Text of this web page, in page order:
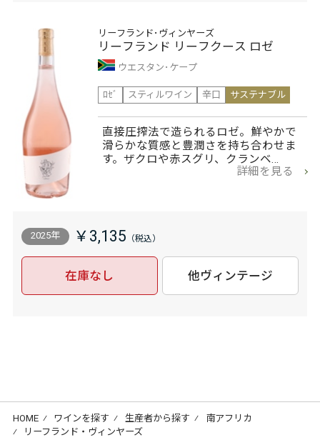
リーフランド･ヴィンヤーズ
リーフランド リーフクース ロゼ
ウエスタン･ケープ
ﾛｾﾞ
スティルワイン 辛口 サステナブル
直接圧搾法で造られるロゼ。鮮やかで
滑らかな質感と豊潤さを持ち合わせま
す。ザクロや赤スグリ、クランベ…
詳細を見る
2025年 ￥3,135
在庫なし 他ヴィンテージ
HOME ⁄ ワインを探す ⁄ 生産者から探す ⁄ 南アフリカ
⁄
リーフランド・ヴィンヤーズ